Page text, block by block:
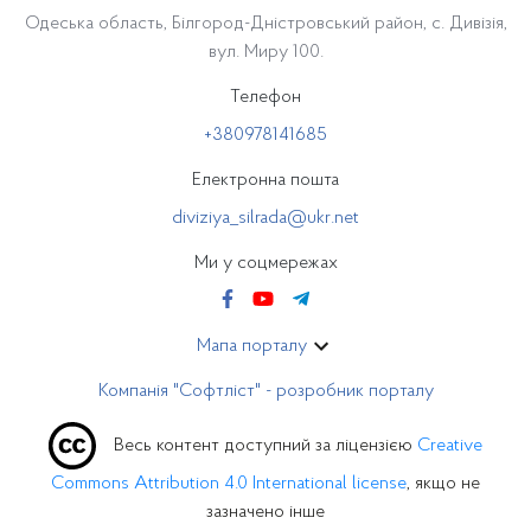
Одеська область, Білгород-Дністровський район, с. Дивізія,
вул. Миру 100.
Телефон
+380978141685
Електронна пошта
diviziya_silrada@ukr.net
Ми у соцмережах
Мапа порталу
Компанія "Софтліст" - розробник порталу
Весь контент доступний за ліцензією Creative
Commons Attribution 4.0 International license, якщо не
зазначено інше